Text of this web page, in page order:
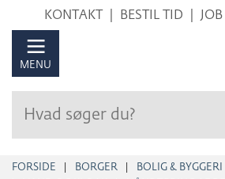
Hop
KONTAKT BESTIL TID JOB
MENU
FORSIDE BORGER BOLIG & BYGGERI